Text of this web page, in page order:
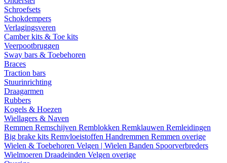
Schroefsets
Schokdempers
Verlagingsveren
Camber kits & Toe kits
Veerpootbruggen
Sway bars & Toebehoren
Braces
Traction bars
Stuurinrichting
Draagarmen
Rubbers
Kogels & Hoezen
Wiellagers & Naven
Remmen Remschijven Remblokken Remklauwen Remleidingen
Big brake kits Remvloeistoffen Handremmen Remmen overige
Wielen & Toebehoren Velgen | Wielen Banden Spoorverbreders
Wielmoeren Draadeinden Velgen overige